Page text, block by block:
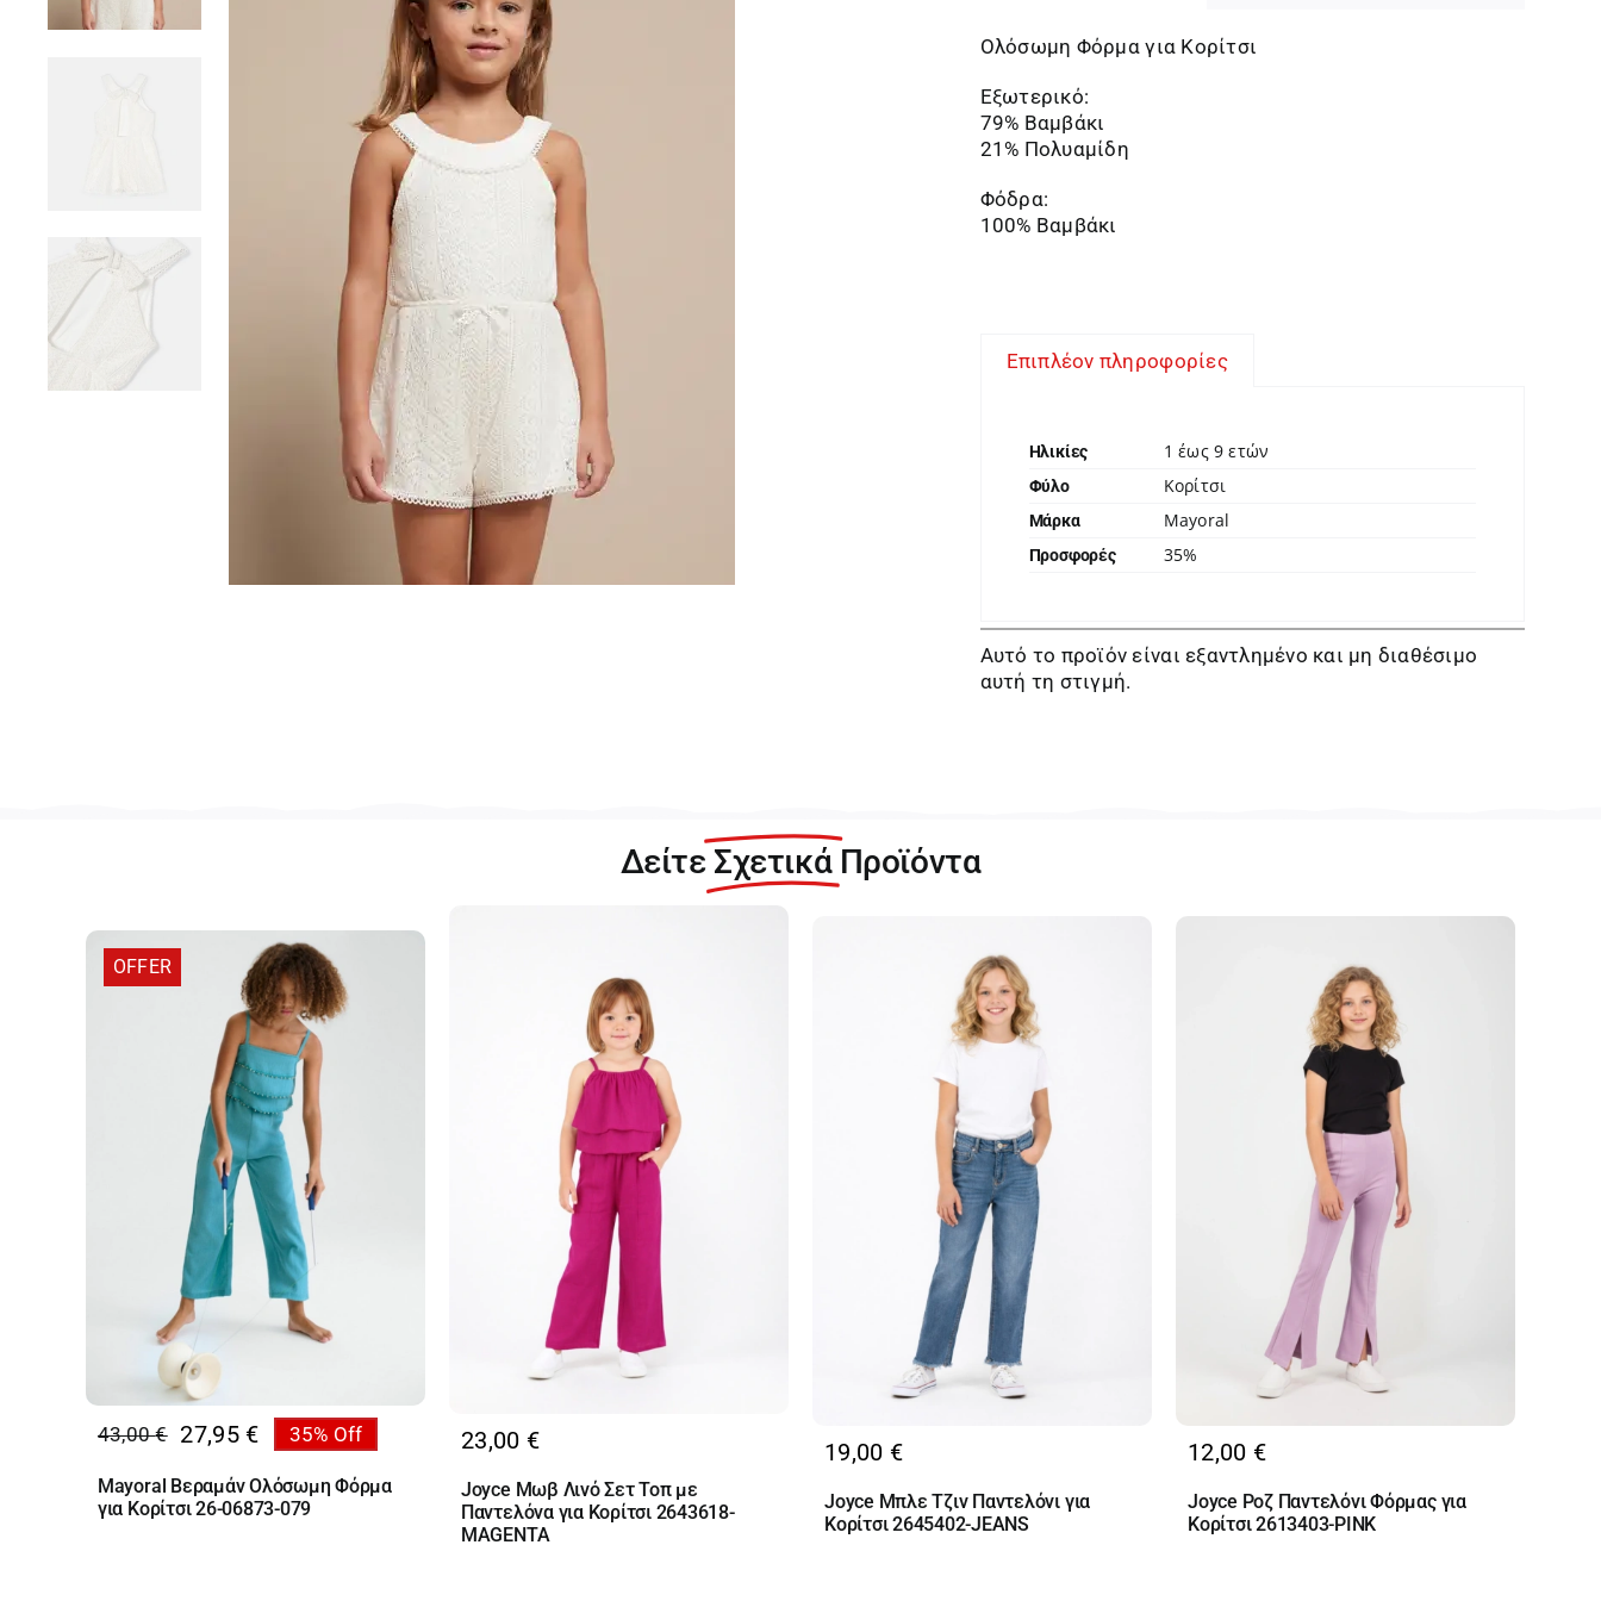
Ολόσωμη Φόρμα για Κορίτσι
Εξωτερικό:
79% Βαμβάκι
21% Πολυαμίδη
Φόδρα:
100% Βαμβάκι
Επιπλέον πληροφορίες
Ηλικίες 1 έως 9 ετών
Φύλο Κορίτσι
Μάρκα Mayoral
Προσφορές 35%
Αυτό το προϊόν είναι εξαντλημένο και μη διαθέσιμο
αυτή τη στιγμή.
Δείτε Σχετικά Προϊόντα
OFFER
43,00€
Original
price
was:
27,95 €
Η
τρέχουσα
τιμή
35% Off
Mayoral Βεραμάν Ολόσωμη Φόρμα
για Κορίτσι 26-06873-079
23,00 €
Joyce Μωβ Λινό Σετ Τοπ με
Παντελόνα για Κορίτσι 2643618-
MAGENTA
19,00 €
Joyce Μπλε Τζιν Παντελόνι για
Κορίτσι 2645402-JEANS
12,00 €
Joyce Ροζ Παντελόνι Φόρμας για
Κορίτσι 2613403-PINK